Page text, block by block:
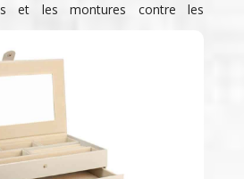
et les montures contre les